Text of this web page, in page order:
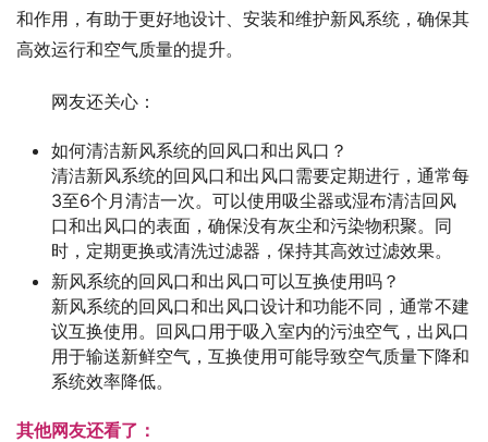
和作用，有助于更好地设计、安装和维护新风系统，确保其
高效运行和空气质量的提升。
网友还关心：
如何清洁新风系统的回风口和出风口？
清洁新风系统的回风口和出风口需要定期进行，通常每
3至6个月清洁一次。可以使用吸尘器或湿布清洁回风
口和出风口的表面，确保没有灰尘和污染物积聚。同
时，定期更换或清洗过滤器，保持其高效过滤效果。
新风系统的回风口和出风口可以互换使用吗？
新风系统的回风口和出风口设计和功能不同，通常不建
议互换使用。回风口用于吸入室内的污浊空气，出风口
用于输送新鲜空气，互换使用可能导致空气质量下降和
系统效率降低。
其他网友还看了：